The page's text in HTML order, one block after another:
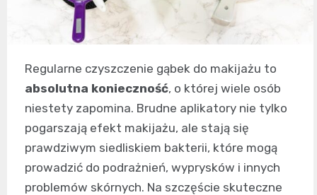
Regularne czyszczenie gąbek do makijażu to
absolutna konieczność, o której wiele osób
niestety zapomina. Brudne aplikatory nie tylko
pogarszają efekt makijażu, ale stają się
prawdziwym siedliskiem bakterii, które mogą
prowadzić do podrażnień, wyprysków i innych
problemów skórnych. Na szczęście skuteczne